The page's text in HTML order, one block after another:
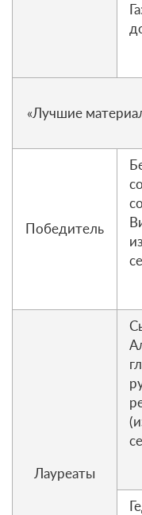
«Лучшие
Победитель
Лауреаты